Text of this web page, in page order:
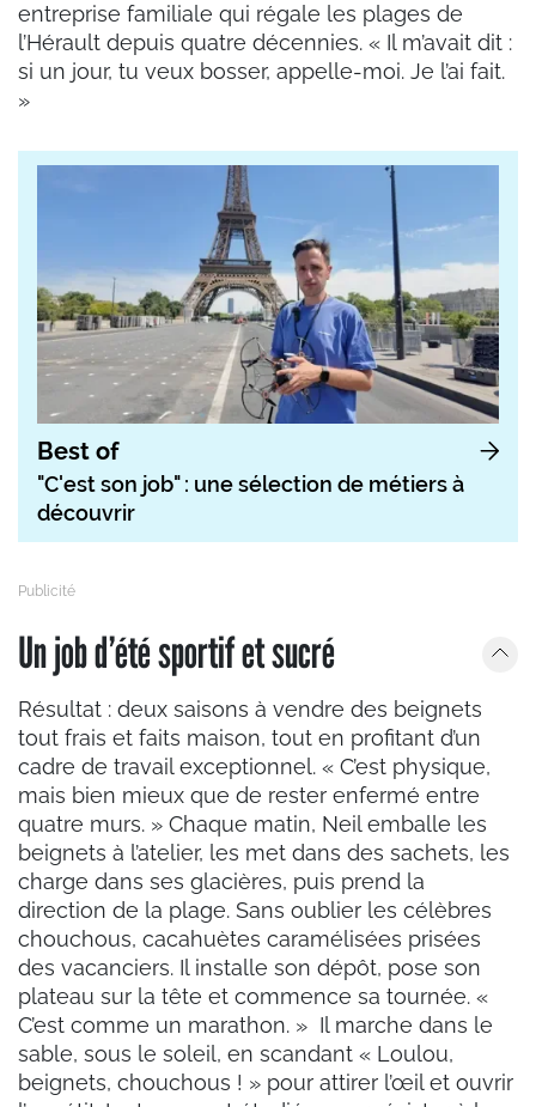
entreprise familiale qui régale les plages de
l’Hérault depuis quatre décennies. « Il m’avait dit :
si un jour, tu veux bosser, appelle-moi. Je l’ai fait.
»
Best of
"C'est son job" : une sélection de métiers à
découvrir
Un job d’été sportif et sucré
Résultat : deux saisons à vendre des beignets
tout frais et faits maison, tout en profitant d’un
cadre de travail exceptionnel. « C’est physique,
mais bien mieux que de rester enfermé entre
quatre murs. » Chaque matin, Neil emballe les
beignets à l’atelier, les met dans des sachets, les
charge dans ses glacières, puis prend la
direction de la plage. Sans oublier les célèbres
chouchous, cacahuètes caramélisées prisées
des vacanciers. Il installe son dépôt, pose son
plateau sur la tête et commence sa tournée. «
C’est comme un marathon. » Il marche dans le
sable, sous le soleil, en scandant « Loulou,
beignets, chouchous ! » pour attirer l’œil et ouvrir